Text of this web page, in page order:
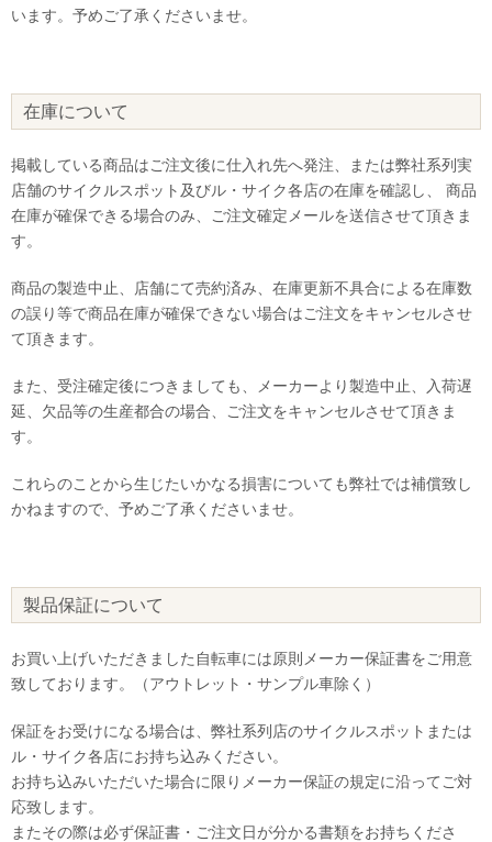
います。予めご了承くださいませ。
在庫について
掲載している商品はご注文後に仕入れ先へ発注、または弊社系列実
店舗のサイクルスポット及びル・サイク各店の在庫を確認し、 商品
在庫が確保できる場合のみ、ご注文確定メールを送信させて頂きま
す。
商品の製造中止、店舗にて売約済み、在庫更新不具合による在庫数
の誤り等で商品在庫が確保できない場合はご注文をキャンセルさせ
て頂きます。
また、受注確定後につきましても、メーカーより製造中止、入荷遅
延、欠品等の生産都合の場合、ご注文をキャンセルさせて頂きま
す。
これらのことから生じたいかなる損害についても弊社では補償致し
かねますので、予めご了承くださいませ。
製品保証について
お買い上げいただきました自転車には原則メーカー保証書をご用意
致しております。（アウトレット・サンプル車除く）
保証をお受けになる場合は、弊社系列店のサイクルスポットまたは
ル・サイク各店にお持ち込みください。
お持ち込みいただいた場合に限りメーカー保証の規定に沿ってご対
応致します。
またその際は必ず保証書・ご注文日が分かる書類をお持ちくださ